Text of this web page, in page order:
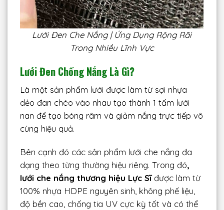
Lưới Đen Che Nắng | Ứng Dụng Rộng Rãi
Trong Nhiều Lĩnh Vực
Lưới Đen Chống Nắng Là Gì?
Là một sản phẩm lưới được làm từ sợi nhựa
dẻo đan chéo vào nhau tạo thành 1 tấm lưới
nan để tạo bóng râm và giảm nắng trực tiếp vô
cùng hiệu quả.
Bên cạnh đó các sản phẩm lưới che nắng đa
dạng theo từng thường hiệu riêng. Trong đó,
lưới che nắng thương hiệu Lực Sĩđược làm từ
100% nhựa HDPE nguyên sinh, không phế liệu,
độ bền cao, chống tia UV cực kỳ tốt và có thể